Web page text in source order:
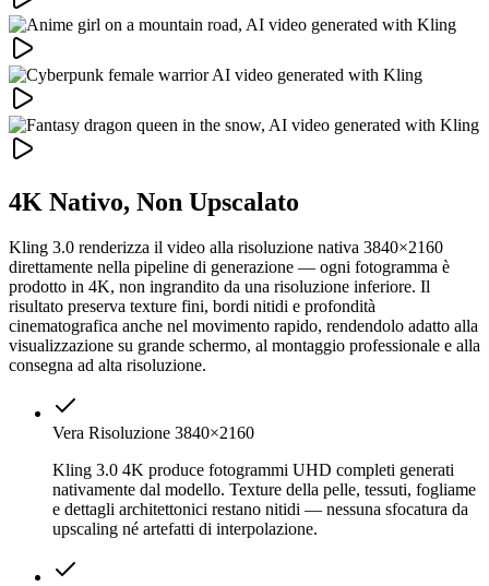
4K Nativo, Non Upscalato
Kling 3.0 renderizza il video alla risoluzione nativa 3840×2160
direttamente nella pipeline di generazione — ogni fotogramma è
prodotto in 4K, non ingrandito da una risoluzione inferiore. Il
risultato preserva texture fini, bordi nitidi e profondità
cinematografica anche nel movimento rapido, rendendolo adatto alla
visualizzazione su grande schermo, al montaggio professionale e alla
consegna ad alta risoluzione.
Vera Risoluzione 3840×2160
Kling 3.0 4K produce fotogrammi UHD completi generati
nativamente dal modello. Texture della pelle, tessuti, fogliame
e dettagli architettonici restano nitidi — nessuna sfocatura da
upscaling né artefatti di interpolazione.